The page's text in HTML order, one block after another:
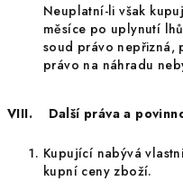
Neuplatní-li však
měsíce po uplynutí
soud právo nepřizná,
právo na náhradu
VIII. Další práva a
Kupující nabývá
kupní ceny zboží.